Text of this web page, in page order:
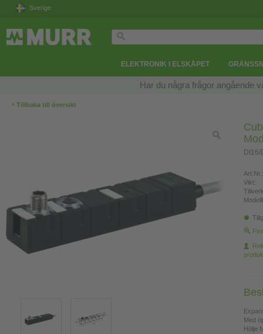
Sverige
ELEKTRONIK I ELSKÅPET
Har du några frågor angående
‹ Tillbaka till översikt
Art.Nr.:
Vikt:
Med
Hölje